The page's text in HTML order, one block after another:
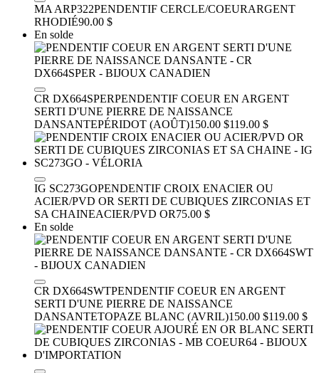
MA ARP322PENDENTIF CERCLE/COEURARGENT
RHODIÉ90.00 $
En solde
CR DX664SPERPENDENTIF COEUR EN ARGENT
SERTI D'UNE PIERRE DE NAISSANCE
DANSANTEPÉRIDOT (AOÛT)150.00 $119.00 $
IG SC273GOPENDENTIF CROIX ENACIER OU
ACIER/PVD OR SERTI DE CUBIQUES ZIRCONIAS ET
SA CHAINEACIER/PVD OR75.00 $
En solde
CR DX664SWTPENDENTIF COEUR EN ARGENT
SERTI D'UNE PIERRE DE NAISSANCE
DANSANTETOPAZE BLANC (AVRIL)150.00 $119.00 $